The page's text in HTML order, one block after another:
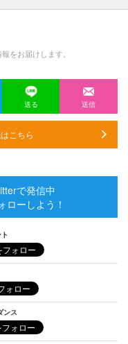
をお届けします。
送る 送信
こちら
で発信中
ローしよう！
ンス